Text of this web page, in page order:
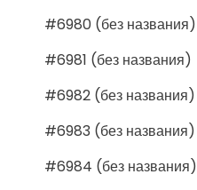
#6980 (без названия)
#6981 (без названия)
#6982 (без названия)
#6983 (без названия)
#6984 (без названия)